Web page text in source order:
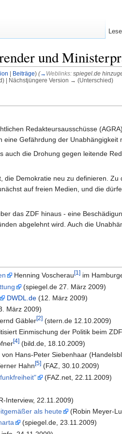
und
Beiträge) (→ Weblinks: spiegel.de
| Nächstjüngere Version → (Unterschied)
Redakteursausschüsse
Gefährdung der
die Drohung gegen leitende
Demokratie neu zu definieren.
auf freien Medien, und die
das ZDF hinaus - eine
abgelehnt wird. Auch die
Henning Voscherau[1] im
(spiegel.de 27. März 2009)
DWDL.de (12. März 2009)
März 2009)
Gäbler[2] (stern.de 12.10.2009)
Einmischung der Politik beim
[4] (bild.de, 18.10.2009)
von Hans-Peter Siebenhaar
Hahn[5] (FAZ, 30.10.2009)
(FAZ.net, 22.11.2009)
Interview, 22.11.2009)
als heute
(Robin Meyer-
(spiegel.de, 23.11.2009)